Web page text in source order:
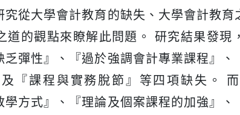
究從大學會計教育的缺失、大學會計教育
道的觀點來瞭解此問題。 研究結果發現
乏彈性』、『過於強調會計專業課程』、
『課程與實務脫節』等四項缺失。
學方式』、『理論及個案課程的加強』、